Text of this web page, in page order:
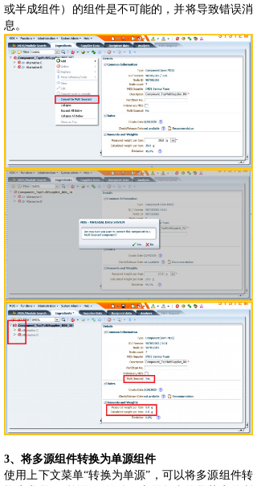
或半成组件）的组件是不可能的，并将导致错误消
息。
3、将多源组件转换为单源组件
使用上下文菜单“转换为单源”，可以将多源组件转